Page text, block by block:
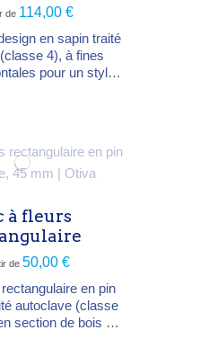
de 114,00 €
en sapin traité
4), à fines
pour un style
à fleurs
de 50,00 €
en pin
autoclave (classe
section de bois 45